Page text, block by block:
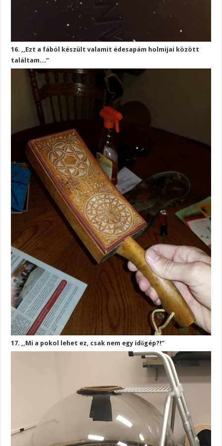
16. ,,Ezt a fából készült valamit édesapám holmijai között
találtam…”
17. ,,Mi a pokol lehet ez, csak nem egy időgép?!”